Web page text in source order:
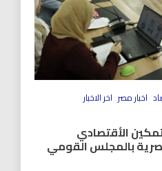
اخبار مصر اخر الاخبار
الأقتصادي
بالمجلس القومي